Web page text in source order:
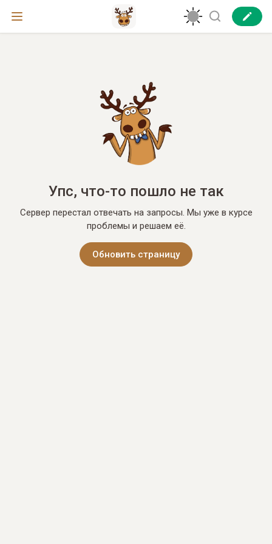
Упс, что-то пошло не так
Сервер перестал отвечать на запросы. Мы уже в курсе
проблемы и решаем её.
Обновить страницу